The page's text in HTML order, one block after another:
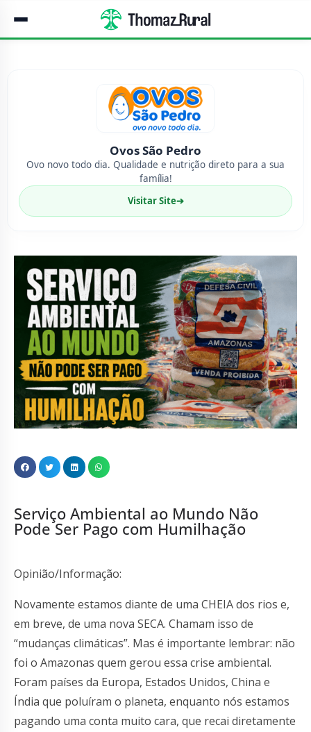
Ovos São Pedro
Ovo novo todo dia. Qualidade e nutrição direto para a sua
família!
Visitar Site➔
Serviço Ambiental ao Mundo Não
Pode Ser Pago com Humilhação
Opinião/Informação:
Novamente estamos diante de uma CHEIA dos rios e,
em breve, de uma nova SECA. Chamam isso de
“mudanças climáticas”. Mas é importante lembrar: não
foi o Amazonas quem gerou essa crise ambiental.
Foram países da Europa, Estados Unidos, China e
Índia que poluíram o planeta, enquanto nós estamos
pagando uma conta muito cara, que recai diretamente